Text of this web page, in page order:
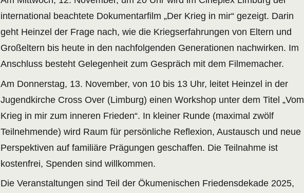
international beachtete Dokumentarfilm „Der Krieg in mir“ gezeigt. Darin
geht Heinzel der Frage nach, wie die Kriegserfahrungen von Eltern und
Großeltern bis heute in den nachfolgenden Generationen nachwirken. Im
Anschluss besteht Gelegenheit zum Gespräch mit dem Filmemacher.
Am Donnerstag, 13. November, von 10 bis 13 Uhr, leitet Heinzel in der
Jugendkirche Cross Over (Limburg) einen Workshop unter dem Titel „Vom
Krieg in mir zum inneren Frieden“. In kleiner Runde (maximal zwölf
Teilnehmende) wird Raum für persönliche Reflexion, Austausch und neue
Perspektiven auf familiäre Prägungen geschaffen. Die Teilnahme ist
kostenfrei, Spenden sind willkommen.
Die Veranstaltungen sind Teil der Ökumenischen Friedensdekade 2025,